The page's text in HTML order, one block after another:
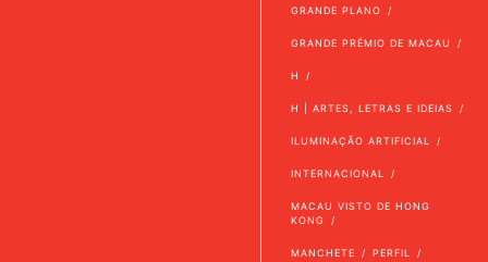
GRANDE PLANO
GRANDE PRÉMIO DE MACAU
H
H | ARTES, LETRAS E IDEIAS
ILUMINAÇÃO ARTIFICIAL
INTERNACIONAL
MACAU VISTO DE HONG
KONG
MANCHETE PERFIL